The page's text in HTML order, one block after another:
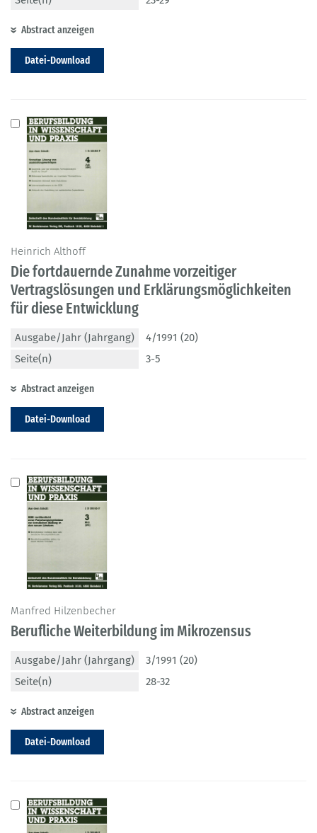
Abstract anzeigen
Datei-Download
Heinrich Althoff
Die fortdauernde Zunahme vorzeitiger
Vertragslösungen und Erklärungsmöglichkeiten
für diese Entwicklung
Ausgabe/Jahr (Jahrgang)
4/1991 (20)
Seite(n)
3-5
Abstract anzeigen
Datei-Download
Manfred Hilzenbecher
Berufliche Weiterbildung im Mikrozensus
Ausgabe/Jahr (Jahrgang)
3/1991 (20)
Seite(n)
28-32
Abstract anzeigen
Datei-Download